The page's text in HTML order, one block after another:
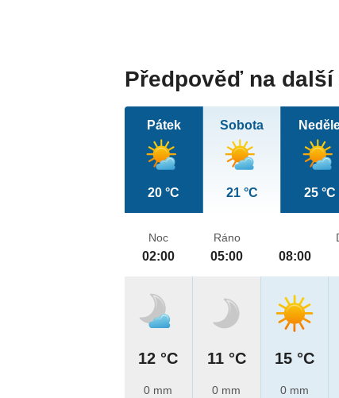
Předpověď na další
Pátek
20 °C
Sobota
21 °C 25 °C
Noc
02:00
12 °C
0 mm
Ráno
05:00
11 °C
0 mm
08:00
15 °C
0 mm